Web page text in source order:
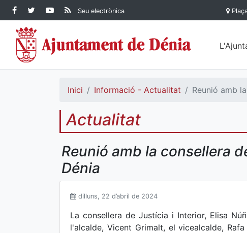
Contingut principal
Facebook Ajuntament de
Dénia
Twitter Ajuntament de
Dénia
YouTube Ajuntament
de Dénia
RSS Actualitat
Ajuntament de
Seu electrònica
Inici Informació - Actualitat Reunió amb
Actualitat
Reunió amb la consellera
Dénia
dilluns, 22 d’abril de 2024
La consellera de Justícia i Interior, Elisa
l'alcalde, Vicent Grimalt, el vicealcalde,